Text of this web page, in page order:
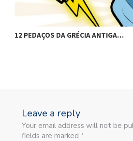
GRÉCIA ANTIGA…
Leave a reply
Your email address will not be
fields are marked *